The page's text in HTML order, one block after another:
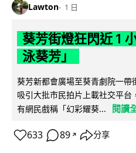
Lawton 1 日
葵芳街燈狂閃近 1
泳葵芳」
葵芳新都會廣場至葵青劇院一帶
吸引大批市民拍片上載社交平
有網民戲稱「幻彩耀葵...
閱讀
633 89 ↗ 分享